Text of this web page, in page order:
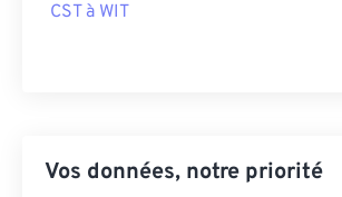
CST à WIT
Vos données, notre priorité